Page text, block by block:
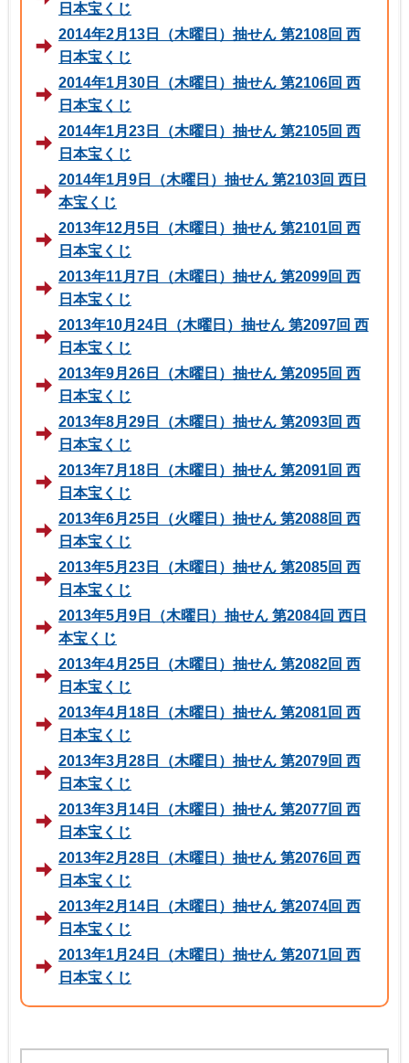
日本宝くじ
2014年2月13日（木曜日）抽せん 第2108回 西
日本宝くじ
2014年1月30日（木曜日）抽せん 第2106回 西
日本宝くじ
2014年1月23日（木曜日）抽せん 第2105回 西
日本宝くじ
2014年1月9日（木曜日）抽せん 第2103回 西日
本宝くじ
2013年12月5日（木曜日）抽せん 第2101回 西
日本宝くじ
2013年11月7日（木曜日）抽せん 第2099回 西
日本宝くじ
2013年10月24日（木曜日）抽せん 第2097回 西
日本宝くじ
2013年9月26日（木曜日）抽せん 第2095回 西
日本宝くじ
2013年8月29日（木曜日）抽せん 第2093回 西
日本宝くじ
2013年7月18日（木曜日）抽せん 第2091回 西
日本宝くじ
2013年6月25日（火曜日）抽せん 第2088回 西
日本宝くじ
2013年5月23日（木曜日）抽せん 第2085回 西
日本宝くじ
2013年5月9日（木曜日）抽せん 第2084回 西日
本宝くじ
2013年4月25日（木曜日）抽せん 第2082回 西
日本宝くじ
2013年4月18日（木曜日）抽せん 第2081回 西
日本宝くじ
2013年3月28日（木曜日）抽せん 第2079回 西
日本宝くじ
2013年3月14日（木曜日）抽せん 第2077回 西
日本宝くじ
2013年2月28日（木曜日）抽せん 第2076回 西
日本宝くじ
2013年2月14日（木曜日）抽せん 第2074回 西
日本宝くじ
2013年1月24日（木曜日）抽せん 第2071回 西
日本宝くじ